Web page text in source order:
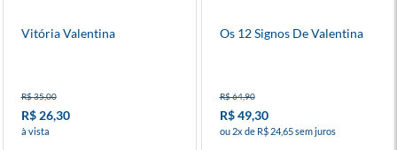
Vitória Valentina
R$ 35,00
R$ 26,30
à vista
Os 12 Signos De Valentina
R$ 64,90
R$ 49,30
ou 2x de R$ 24,65 sem juros